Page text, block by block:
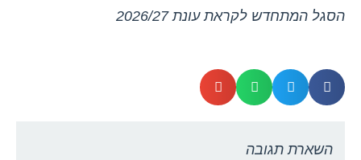
הסגל המתחדש לקראת עונת 2026/27
השארת תגובה